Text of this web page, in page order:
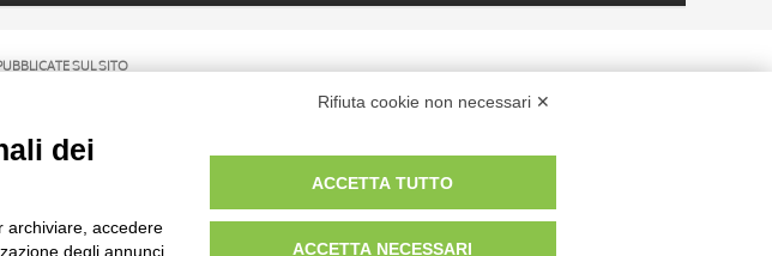
SUL SITO
I diritti degli autori, degli artisti e dei fotografi che hanno realizzato le opere e le immagini, degli enti e
Rifiuta cookie non necessari ✕
dei
archiviare, accedere
degli annunci.
ACCETTA TUTTO
ACCETTA NECESSARI